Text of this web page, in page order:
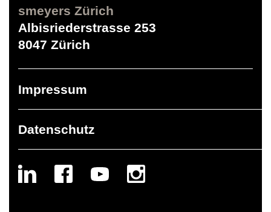
smeyers Zürich
Albisriederstrasse 253
8047 Zürich
Impressum
Datenschutz